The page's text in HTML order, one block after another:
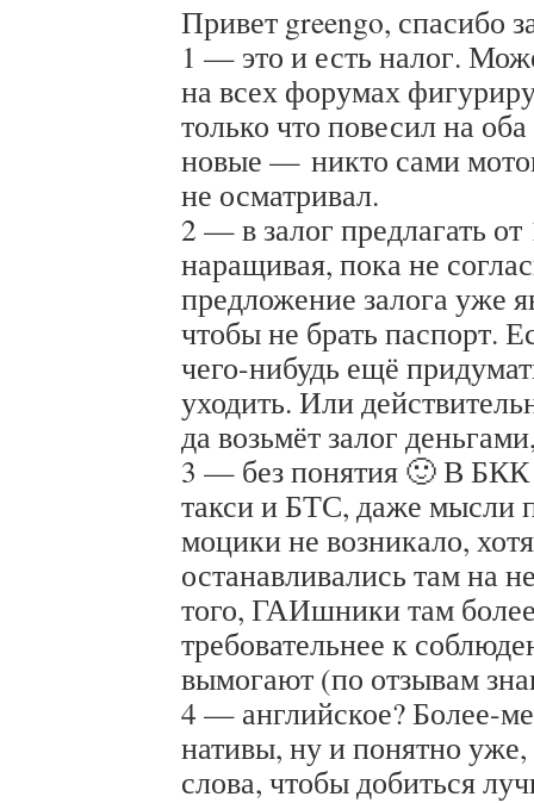
Привет greengo, спасибо
1 — это и есть налог.
на всех форумах
только что повесил на
новые — никто сами
не осматривал.
2 — в залог предлагать
наращивая, пока не
предложение залога уже
чтобы не брать паспорт.
чего-нибудь ещё
уходить. Или
да возьмёт залог
3 — без понятия 🙂 В
такси и БТС, даже мысли
моцики не возникало,
останавливались там на
того, ГАИшники там
требовательнее к
вымогают (по отзывам
4 — английское? Более-
нативы, ну и понятно
слова, чтобы добиться